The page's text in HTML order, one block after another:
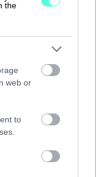
the
web or
to
Finagolla
sujuvuutta.
kokemus
ajan.